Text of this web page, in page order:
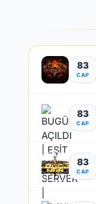
83
CAP
83
CAP
83
CAP